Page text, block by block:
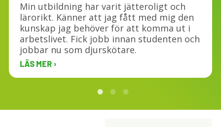
Min utbildning har varit jätteroligt och
lärorikt. Känner att jag fått med mig den
kunskap jag behöver för att komma ut i
arbetslivet. Fick jobb innan studenten och
jobbar nu som djurskötare.
LÄS MER